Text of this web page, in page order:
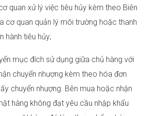
quan xử lý việc tiêu hủy kèm theo Biên
cơ quan quản lý môi trường hoặc thanh
hành tiêu hủy;
mục đích sử dụng giữa chủ hàng với
chuyển nhượng kèm theo hóa đơn
chuyển nhượng. Bên mua hoặc nhận
hàng không đạt yêu cầu nhập khẩu